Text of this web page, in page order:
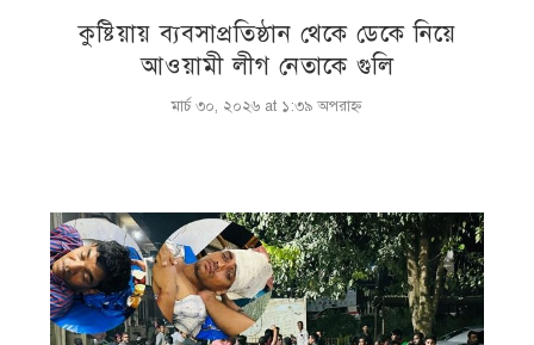
কুষ্টিয়ায় ব্যবসাপ্রতিষ্ঠান থেকে ডেকে নিয়ে
আওয়ামী লীগ নেতাকে গুলি
মার্চ ৩০, ২০২৬ at ১:৩৯ অপরাহ্ণ